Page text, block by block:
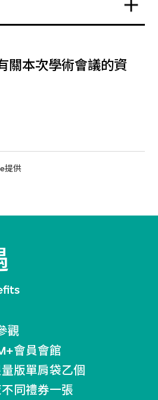
關本次學術會議的資
提供
觀
會員會館
版單肩袋乙個
同禮券一張